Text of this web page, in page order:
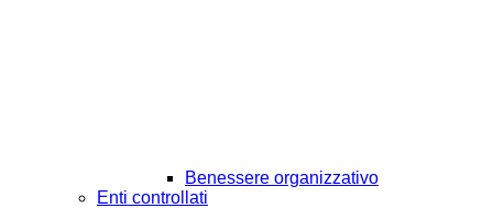
Benessere organizzativo
Enti controllati